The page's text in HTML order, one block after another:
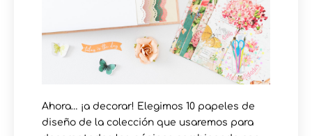
Ahora… ¡a decorar! Elegimos 10 papeles de
diseño de la colección que usaremos para